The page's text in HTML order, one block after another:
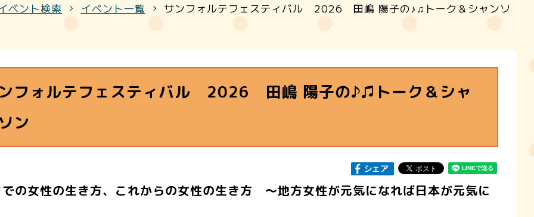
ベント検索 イベント一覧 サンフォルテフェスティバル 2026 田嶋 陽子の♪♫トーク＆シャンソ
フォルテフェスティバル 2026 田嶋 陽子の♪♫トーク＆シャ
ン
の女性の生き方、これからの女性の生き方 ～地方女性が元気になれば日本が元気に